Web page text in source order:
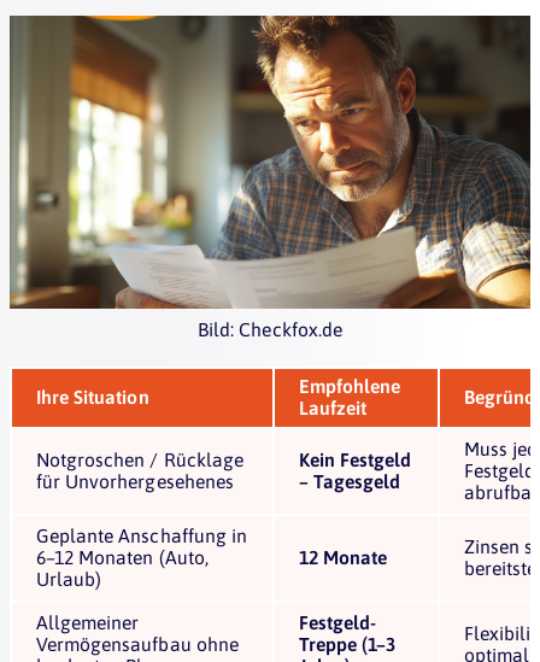
Bild: Checkfox.de
Ihre Situation
Empfohlene
Laufzeit
Notgroschen / Rücklage
für Unvorhergesehenes
Kein Festgeld
– Tagesgeld
Muss
abrufbar
Geplante Anschaffung in
6–12 Monaten (Auto,
Urlaub)
12 Monate
Zinsen
Allgemeiner
Vermögensaufbau ohne
Festgeld-
Treppe (1–3
optimal